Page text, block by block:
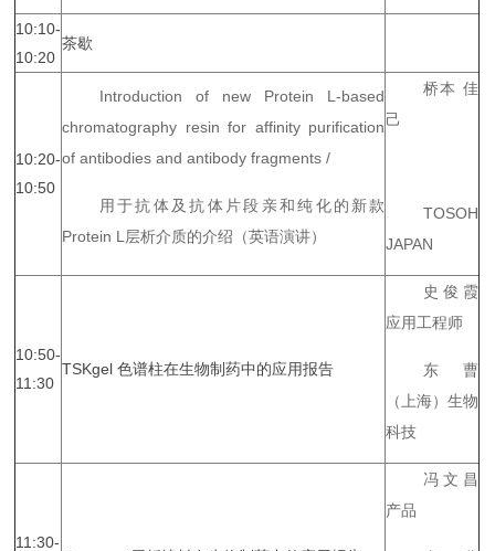
10:10-
10:20
茶歇
10:20-
10:50
Introduction of new Protein L-based
chromatography resin for affinity purification
of antibodies and antibody fragments /
用于抗体及抗体片段亲和纯化的新款
Protein L层析介质的介绍（英语演讲）
桥本 佳
己
TOSOH
JAPAN
10:50-
11:30
TSKgel 色谱柱在生物制药中的应用报告
史俊霞
应用工程师
东曹
（上海）生物
科技
11:30-
冯文昌
产品